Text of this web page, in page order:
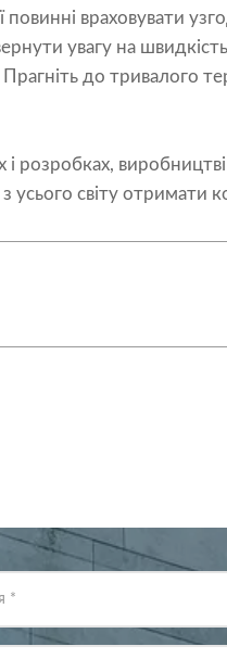
повинні враховувати
увагу на
Прагніть до тривалого
розробках, виробництві
усього світу отримати
*